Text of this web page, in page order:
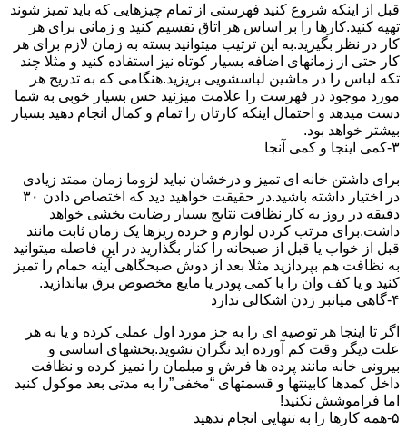
قبل از اینکه شروع کنید فهرستی از تمام چیزهایی که باید تمیز شوند
تهیه کنید.کارها را بر اساس هر اتاق تقسیم کنید و زمانی برای هر
کار در نظر بگیرید.به این ترتیب میتوانید بسته به زمان لازم برای هر
کار حتی از زمانهای اضافه بسیار کوتاه نیز استفاده کنید و مثلا چند
تکه لباس را در ماشین لباسشویی بریزید.هنگامی که به تدریج هر
مورد موجود در فهرست را علامت میزنید حس بسیار خوبی به شما
دست میدهد و احتمال اینکه کارتان را تمام و کمال انجام دهید بسیار
بیشتر خواهد بود.
۳-کمی اینجا و کمی آنجا
برای داشتن خانه ای تمیز و درخشان نباید لزوما زمان ممتد زیادی
در اختیار داشته باشید.در حقیقت خواهید دید که اختصاص دادن ۳۰
دقیقه در روز به کار نظافت نتایج بسیار رضایت بخشی خواهد
داشت.برای مرتب کردن لوازم و خرده ریزها یک زمان ثابت مانند
قبل از خواب یا قبل از صبحانه را کنار بگذارید در این فاصله میتوانید
به نظافت هم بپردازید مثلا بعد از دوش صبحگاهی آینه حمام را تمیز
کنید و یا کف وان را با کمی پودر یا مایع مخصوص برق بیاندازید.
۴-گاهی میانبر زدن اشکالی ندارد
اگر تا اینجا هر توصیه ای را به جز مورد اول عملی کرده و یا به هر
علت دیگر وقت کم آورده اید نگران نشوید.بخشهای اساسی و
بیرونی خانه مانند پرده ها فرش و مبلمان را تمیز کرده و نظافت
داخل کمدها کابینتها و قسمتهای “مخفی”را به مدتی بعد موکول کنید
اما فراموشش نکنید!
۵-همه کارها را به تنهایی انجام ندهید